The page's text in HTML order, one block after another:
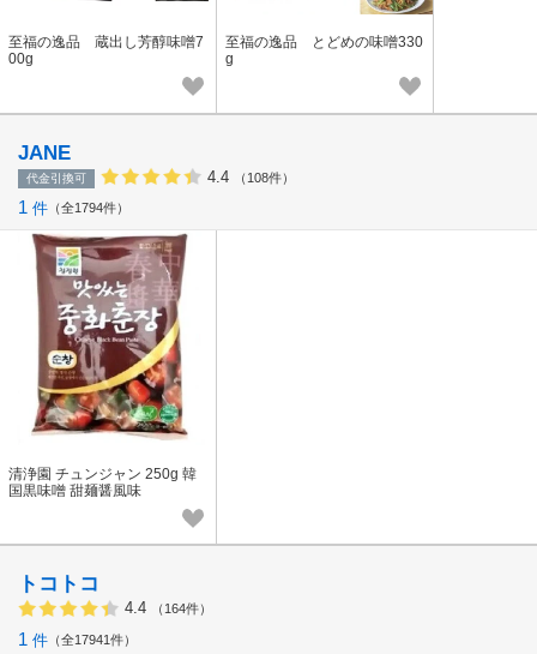
至福の逸品 蔵出し芳醇味噌7
00g
至福の逸品 とどめの味噌330
g
JANE
代金引換可 4.4 （108件）
1 件 全1794件
清浄園 チュンジャン 250g 韓
国黒味噌 甜麺醤風味
トコトコ
4.4 （164件）
1 件 全17941件